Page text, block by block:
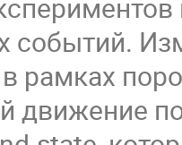
событий.
рамках